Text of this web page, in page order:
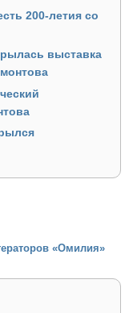
200-летия со
выставка
«Омилия»